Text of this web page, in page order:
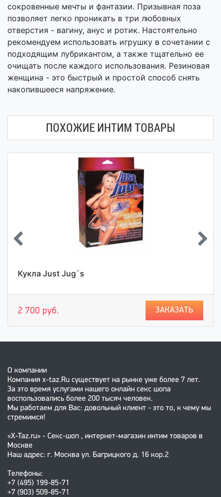
сокровенные мечты и фантазии. Призывная поза
позволяет легко проникать в три любовных
отверстия - вагину, анус и ротик. Настоятельно
рекомендуем использовать игрушку в сочетании с
подходящим лубрикантом, а также тщательно ее
очищать после каждого использования. Резиновая
женщина - это быстрый и простой способ снять
накопившееся напряжение.
ПОХОЖИЕ ИНТИМ ТОВАРЫ
Кукла Just Jug`s
2 700 руб. ЗАКАЗАТЬ
О компании
Компания x-taz.Ru существует на рынке уже более 7 лет.
За это время услугами нашего онлайн секс шопа
воспользовались более 200 тысяч человек.
Мы работаем для Вас: довольный клиент - это то, к чему мы
стремимся!
«X-Taz.ru» - Секс-шоп , интернет-магазин интим товаров в
Москве
Наш адрес: г. Москва ул. Багрицкого д. 16 кор.2
Телефоны:
+7 (495) 199-85-71
+7 (903) 509-85-71